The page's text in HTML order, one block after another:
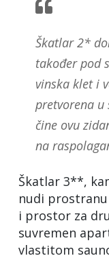
Škatlar 2*
također pod
vinska klet i
pretvorena u
čine ovu
na
Škatlar 3**,
nudi
i prostor za
suvremen
vlastitom